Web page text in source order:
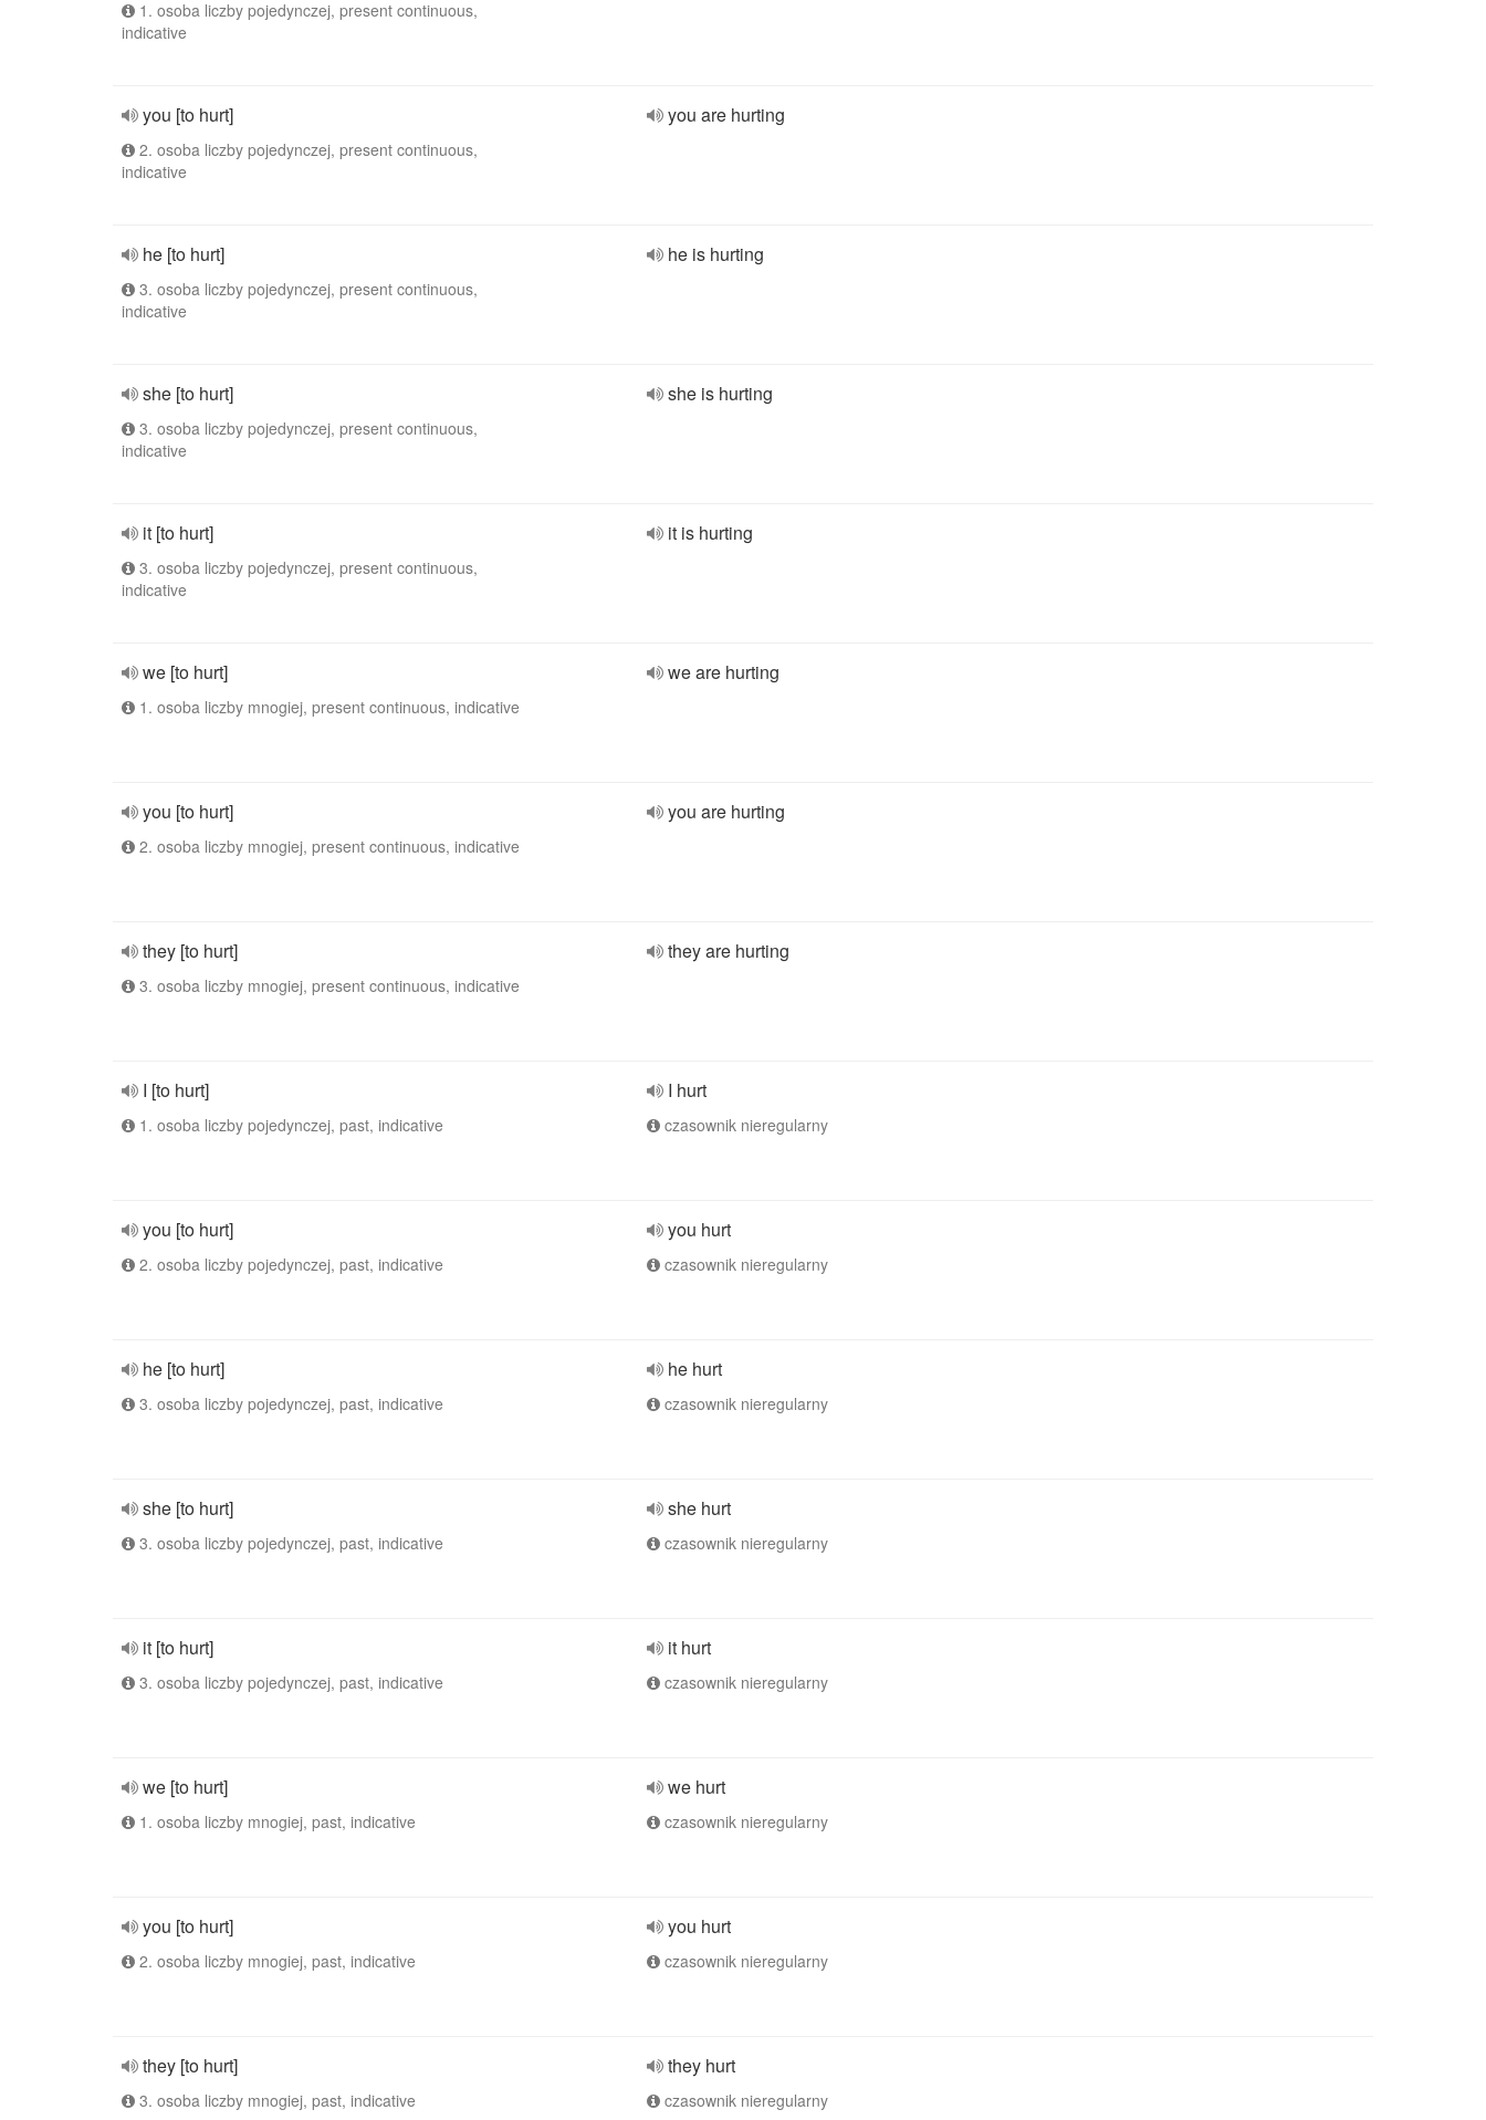
1. osoba liczby pojedynczej, present continuous,
indicative
you [to hurt]
2. osoba liczby pojedynczej, present continuous,
indicative
you are hurting
he [to hurt]
3. osoba liczby pojedynczej, present continuous,
indicative
he is hurting
she [to hurt]
3. osoba liczby pojedynczej, present continuous,
indicative
she is hurting
it [to hurt]
3. osoba liczby pojedynczej, present continuous,
indicative
it is hurting
we [to hurt]
1. osoba liczby mnogiej, present continuous, indicative
we are hurting
you [to hurt]
2. osoba liczby mnogiej, present continuous, indicative
you are hurting
they [to hurt]
3. osoba liczby mnogiej, present continuous, indicative
they are hurting
I [to hurt]
1. osoba liczby pojedynczej, past, indicative
I hurt
czasownik nieregularny
you [to hurt]
2. osoba liczby pojedynczej, past, indicative
you hurt
czasownik nieregularny
he [to hurt]
3. osoba liczby pojedynczej, past, indicative
he hurt
czasownik nieregularny
she [to hurt]
3. osoba liczby pojedynczej, past, indicative
she hurt
czasownik nieregularny
it [to hurt]
3. osoba liczby pojedynczej, past, indicative
it hurt
czasownik nieregularny
we [to hurt]
1. osoba liczby mnogiej, past, indicative
we hurt
czasownik nieregularny
you [to hurt]
2. osoba liczby mnogiej, past, indicative
you hurt
czasownik nieregularny
they [to hurt]
3. osoba liczby mnogiej, past, indicative
they hurt
czasownik nieregularny